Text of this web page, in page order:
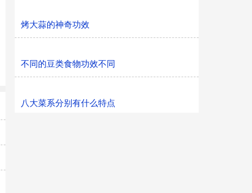
烤大蒜的神奇功效
不同的豆类食物功效不同
八大菜系分别有什么特点